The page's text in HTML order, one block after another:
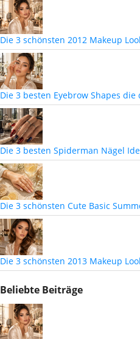
Die 3 schönsten 2012 Makeup
Die 3 besten Eyebrow Shapes
Die 3 besten Spiderman Nägel
Die 3 schönsten Cute Basic
Die 3 schönsten 2013 Makeup
Beliebte Beiträge